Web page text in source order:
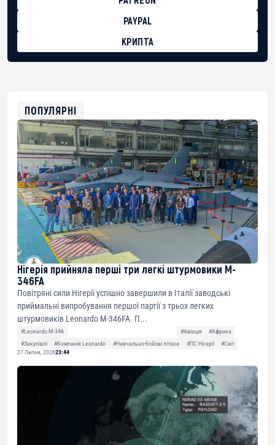
PAYPAL
КРИПТА
0xfD02863D3289416fcF50975c9DFda13623f97758
ПОПУЛЯРНІ
Нігерія прийняла перші три легкі штурмовики M-
346FA
Повітряні сили Нігерії успішно завершили в Італії заводські
приймальні випробування першої партії з трьох легких
штурмовиків Leonardo M-346FA. П...
#Leonardo M-346 #Авіація
#Африка
#Закупівлі
#Компанія Leonardo #Навчально-бойові літаки #ПС Нігерії
#Світ
27 Липня, 202623:44